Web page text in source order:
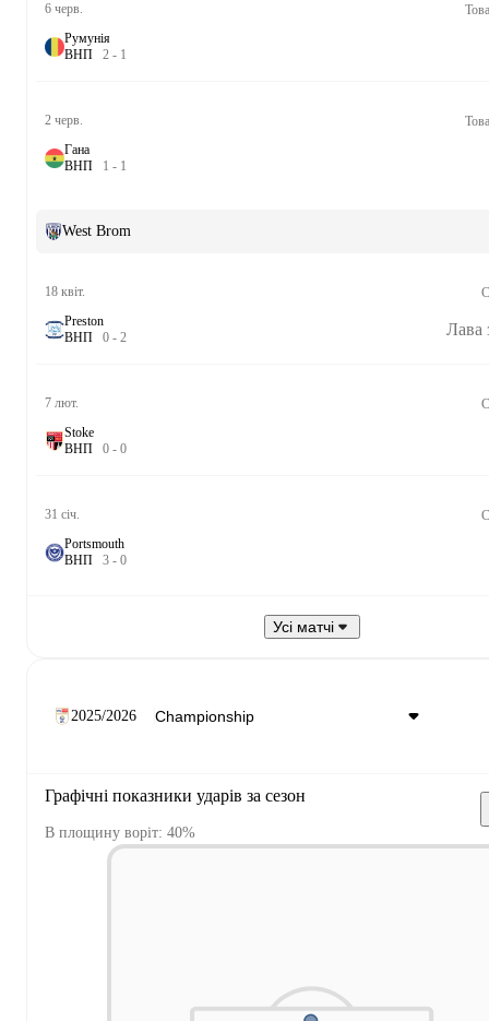
6 черв.
Румунія
ВНП 2 - 1
2 черв.
Гана
ВНП 1 - 1
West Brom
18 квіт.
Preston
ВНП 0 - 2 Лава
7 лют.
Stoke
ВНП 0 - 0
31 січ.
Portsmouth
ВНП 3 - 0
Усі матчі
2025/2026
Графічні показники ударів за сезон
В площину воріт: 40%